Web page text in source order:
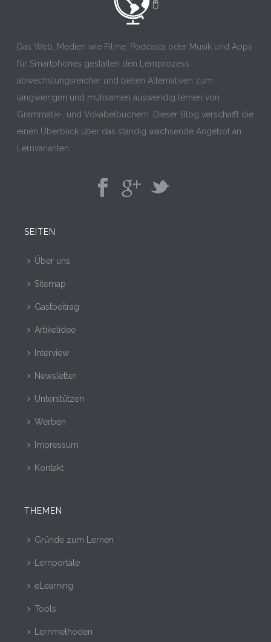
Das Web, Medien wie Filme, Podcasts oder Musik und Apps
für Smartphones gestalten den Lernprozess
abwechslungsreicher und bieten Alternativen zum
langwierigen und mühsamen auswendig lernen von
Grammatik-, und Vokabelbüchern. Dieser Blog verschafft die
einen Überblick über das ständig wachsende Angebot an
Lernvarianten.
SEITEN
Über uns
Sitemap
Gastbeitrag
Artikelidee
Interview
Newsletter
Unterstützen
Werben
Impressum
Kontakt
THEMEN
Gründe zum Lernen
Lernportale
eLearning
Tools
Lernmethoden